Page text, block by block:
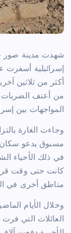
شهدت مدينة صور
إسرائيلية
أكثر من ثلاثين
من أعنف الضربات
المواجهات بين
وجاءت الغارة
مسبوق يدعو سكان
في ذلك الأحياء
كانت حتى وقت
مناطق أخرى في
وخلال الأيام
العائلات التي